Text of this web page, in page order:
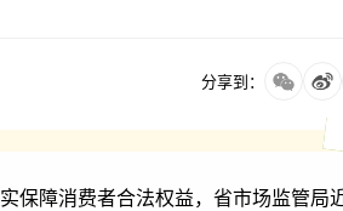
分享到：
保障消费者合法权益，省市场监管局